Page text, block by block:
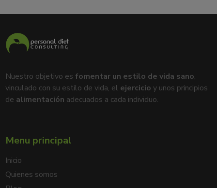
Nuestro objetivo esfomentar un estilo de vida sano,
vinculado con su estilo de vida, el ejercicio y unos principios
de alimentación adecuados a cada individuo.
Menu principal
Inicio
Quienes somos